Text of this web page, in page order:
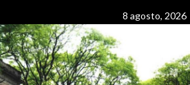
al
contenido
8 agosto, 2026